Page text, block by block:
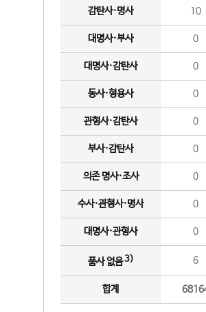
감탄사·명사 10
대명사·부사 0
대명사·감탄사 0
동사·형용사 0
관형사·감탄사 0
부사·감탄사 0
의존 명사·조사 0
수사·관형사·명사 0
대명사·관형사 0
품사 없음3) 6
합계